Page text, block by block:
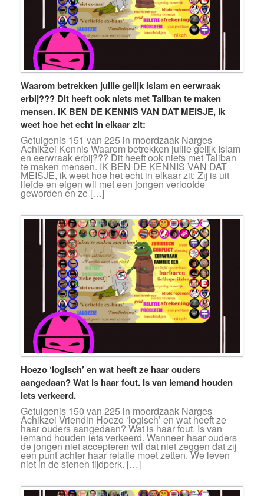
Waarom betrekken jullie gelijk Islam en eerwraak
erbij??? Dit heeft ook niets met Taliban te maken
mensen. IK BEN DE KENNIS VAN DAT MEISJE, ik
weet hoe het echt in elkaar zit:
Getuigenis 151 van 225 in moordzaak Narges
Achikzei Kennis Waarom betrekken jullie gelijk Islam
en eerwraak erbij??? Dit heeft ook niets met Taliban
te maken mensen. IK BEN DE KENNIS VAN DAT
MEISJE, ik weet hoe het echt in elkaar zit: Zij is uit
liefde en eigen wil met een jongen verloofde
geworden en ze […]
Hoezo ‘logisch’ en wat heeft ze haar ouders
aangedaan? Wat is haar fout. Is van iemand houden
iets verkeerd.
Getuigenis 150 van 225 in moordzaak Narges
Achikzei Vriendin Hoezo ‘logisch’ en wat heeft ze
haar ouders aangedaan? Wat is haar fout. Is van
iemand houden iets verkeerd. Wanneer haar ouders
de jongen niet accepteren wil dat niet zeggen dat zij
een punt achter haar relatie moet zetten. We leven
niet in de stenen tijdperk. […]